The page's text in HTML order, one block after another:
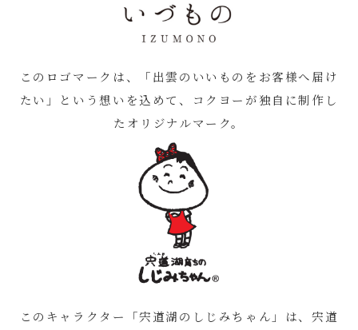
このロゴマークは、「出雲のいいものをお客様へ届け
たい」という想いを込めて、コクヨーが独自に制作し
たオリジナルマーク。
このキャラクター「宍道湖のしじみちゃん」は、宍道